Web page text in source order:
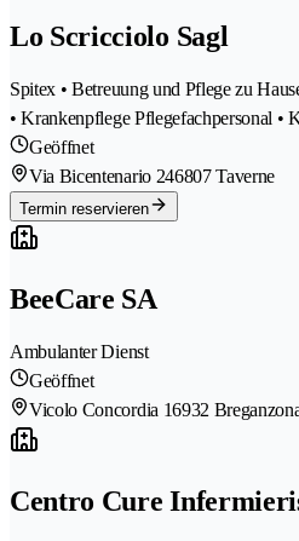
Lo Scricciolo Sagl
Spitex • Betreuung und Pflege zu
• Krankenpflege Pflegefachpersonal •
Geöffnet
Via Bicentenario 246807 Taverne
Termin reservieren
BeeCare SA
Ambulanter Dienst
Geöffnet
Vicolo Concordia 16932
Centro Cure